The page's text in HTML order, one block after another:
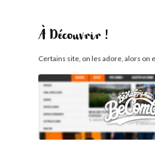
À Découvrir !
Certains site, on les adore, alors on